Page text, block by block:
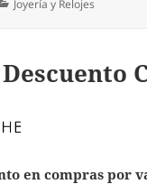
Categorías
Joyería y Relojes
en compras por